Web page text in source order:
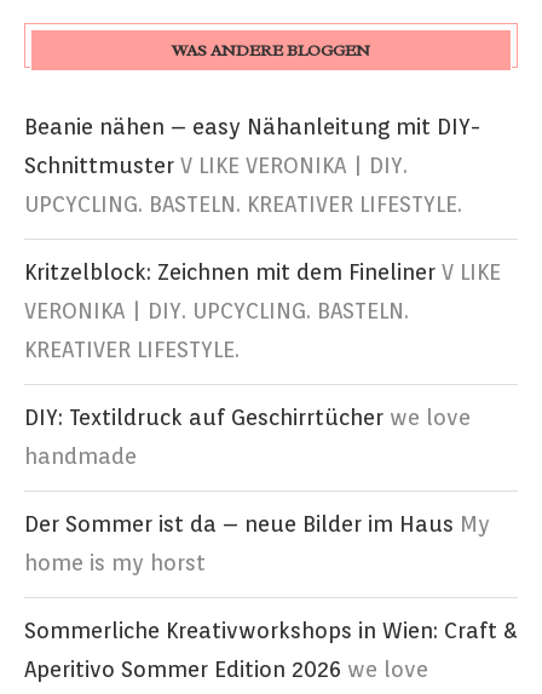
WAS ANDERE BLOGGEN
Beanie nähen – easy Nähanleitung mit DIY-
Schnittmuster V LIKE VERONIKA | DIY.
UPCYCLING. BASTELN. KREATIVER LIFESTYLE.
Kritzelblock: Zeichnen mit dem Fineliner V LIKE
VERONIKA | DIY. UPCYCLING. BASTELN.
KREATIVER LIFESTYLE.
DIY: Textildruck auf Geschirrtücher we love
handmade
Der Sommer ist da – neue Bilder im Haus My
home is my horst
Sommerliche Kreativworkshops in Wien: Craft &
Aperitivo Sommer Edition 2026 we love